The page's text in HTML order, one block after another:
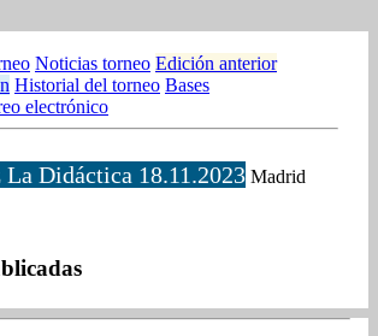
Noticias torneo Edición anterior
Historial del torneo Bases
electrónico
Didáctica 18.11.2023 Madrid